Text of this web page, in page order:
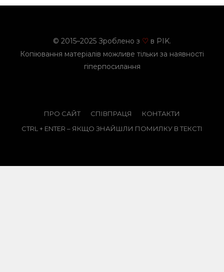
© 2015–2025 Зроблено з ♡ в PIK.
Копіювання матеріалів можливе тільки за наявності
гіперпосилання
ПРО САЙТ СПІВПРАЦЯ
КОНТАКТИ
CTRL + ENTER – ЯКЩО ЗНАЙШЛИ ПОМИЛКУ В ТЕКСТІ